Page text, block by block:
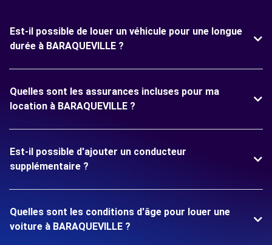
Est-il possible de louer un véhicule pour une longue
durée à BARAQUEVILLE ?
Quelles sont les assurances incluses pour ma
location à BARAQUEVILLE ?
Est-il possible d'ajouter un conducteur
supplémentaire ?
Quelles sont les conditions d'âge pour louer une
voiture à BARAQUEVILLE ?